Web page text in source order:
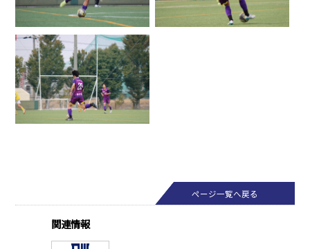
ページ一覧へ戻る
関連情報